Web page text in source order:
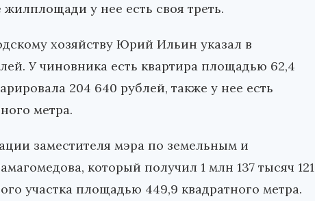
у нее есть своя треть.
хозяйству Юрий Ильин указал в
У чиновника есть квартира площадью 62,4
204 640 рублей, также у нее есть
метра.
заместителя мэра по земельным и
который получил 1 млн 137 тысяч 121
участка площадью 449,9 квадратного метра.